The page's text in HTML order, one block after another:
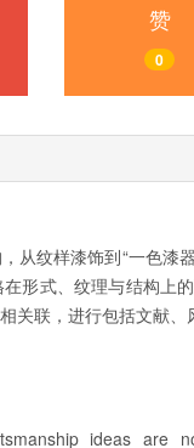
赞
0
从纹样漆饰到“一色漆
形式、纹理与结构上
联，进行包括文献、
ideas are